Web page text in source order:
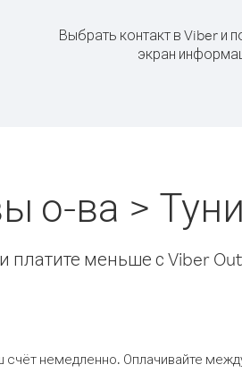
Выбрать контакт в Viber и
экран
о-ва >
платите меньше с Viber
счёт немедленно. Оплачивайте